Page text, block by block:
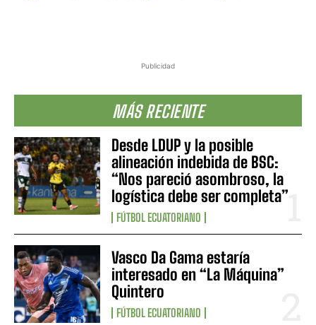
Publicidad
MÁS RECIENTE
Desde LDUP y la posible
alineación indebida de BSC:
“Nos pareció asombroso, la
logística debe ser completa”
FÚTBOL ECUATORIANO
Vasco Da Gama estaría
interesado en “La Máquina”
Quintero
FÚTBOL ECUATORIANO